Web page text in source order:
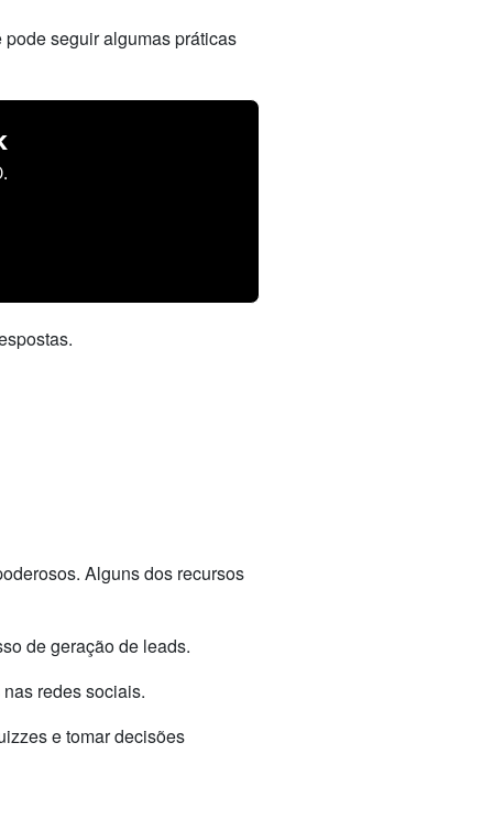
seguir algumas práticas
Alguns dos recursos
de geração de leads.
redes sociais.
e tomar decisões